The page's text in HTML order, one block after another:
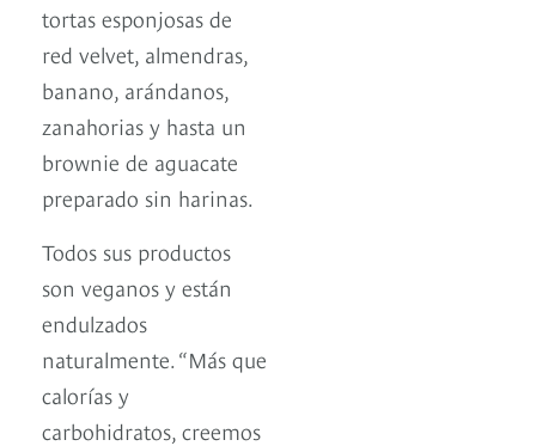
tortas esponjosas de
red velvet, almendras,
banano, arándanos,
zanahorias y hasta un
brownie de aguacate
preparado sin harinas.
Todos sus productos
son veganos y están
endulzados
naturalmente. “Más que
calorías y
carbohidratos, creemos